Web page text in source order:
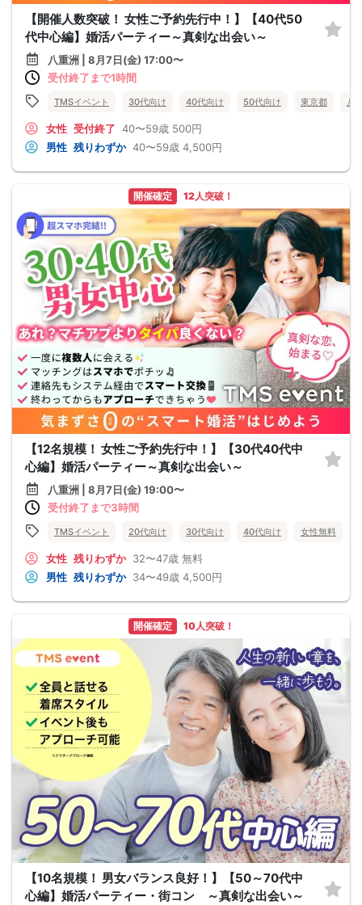
【開催人数突破！ 女性ご予約先行中！】【40代50
代中心編】婚活パーティー～真剣な出会い～
八重洲 | 8月7日(金) 17:00〜
受付終了まで1時間
TMSイベント 30代向け 40代向け 50代向け 東京都 八
女性 受付終了 40〜59歳 500円
男性 残りわずか 40〜59歳 4,500円
開催確定 12人突破！
【12名規模！ 女性ご予約先行中！】【30代40代中
心編】婚活パーティー～真剣な出会い～
八重洲 | 8月7日(金) 19:00〜
受付終了まで3時間
TMSイベント 20代向け 30代向け 40代向け 女性無料
女性 残りわずか 32〜47歳 無料
男性 残りわずか 34〜49歳 4,500円
開催確定 10人突破！
【10名規模！ 男女バランス良好！】【50～70代中
心編】婚活パーティー・街コン ～真剣な出会い～